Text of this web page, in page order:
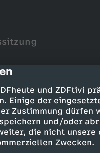
und ZDFtivi
Einige der
Zustimmung dürfen
und/oder
die nicht
Zwecken.